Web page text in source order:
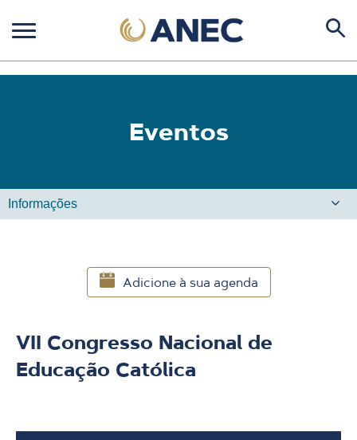
Eventos
Adicione à sua agenda
VII Congresso Nacional de
Educação Católica